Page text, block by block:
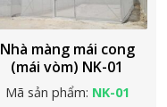
Nhà màng mái cong
(mái vòm) NK-01
Mã sản phẩm: NK-01